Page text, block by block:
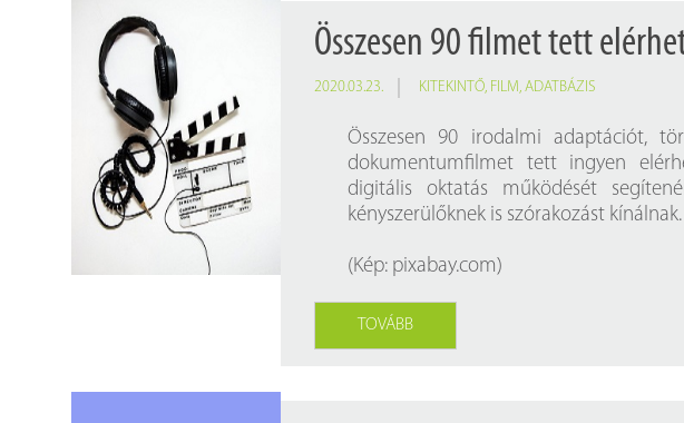
Összesen 90 filmet tett
2020.03.23. KITEKINTŐ, FILM,ADATBÁZIS
Összesen 90 irodalmi adaptációt,
dokumentumfilmet tett ingyen
digitális oktatás működését
kényszerülőknek is szórakozást kínálnak.
(Kép: pixabay.com)
TOVÁBB